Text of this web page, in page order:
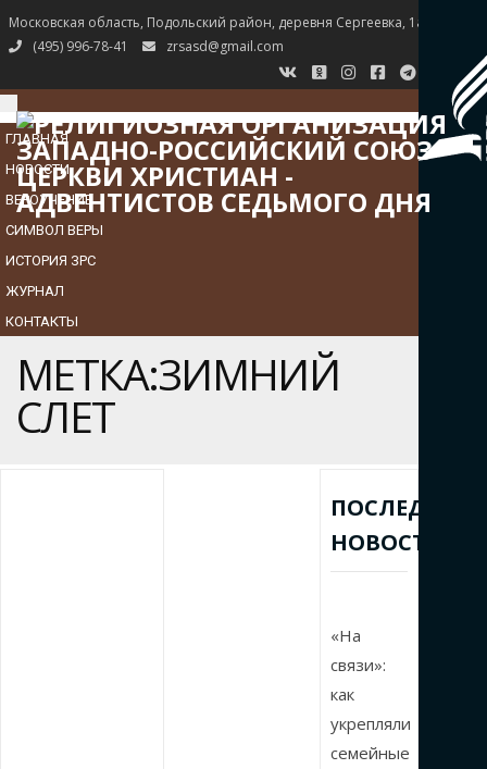
Московская область, Подольский район, деревня Сергеевка, 1а
(495) 996-78-41
zrsasd@gmail.com
TOGGLE
NAVIGATION
ГЛАВНАЯ
НОВОСТИ
ВЕРОУЧЕНИЕ
СИМВОЛ ВЕРЫ
ИСТОРИЯ ЗРС
ЖУРНАЛ
КОНТАКТЫ
МЕТКА:ЗИМНИЙ
СЛЕТ
ПОСЛЕДНИЕ
НОВОСТИ
«На
связи»:
как
укрепляли
семейные